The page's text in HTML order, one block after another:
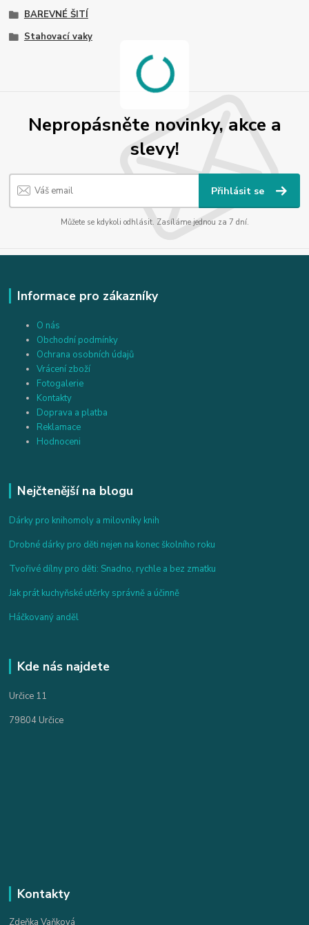
BAREVNÉ ŠITÍ
Stahovací vaky
Nepropásněte novinky, akce a
slevy!
Přihlásit se
Můžete se kdykoli odhlásit. Zasíláme jednou za 7 dní.
Informace pro zákazníky
O nás
Obchodní podmínky
Ochrana osobních údajů
Vrácení zboží
Fotogalerie
Kontakty
Doprava a platba
Reklamace
Hodnoceni
Nejčtenější na blogu
Dárky pro knihomoly a milovníky knih
Drobné dárky pro děti nejen na konec školního roku
Tvořivé dílny pro děti: Snadno, rychle a bez zmatku
Jak prát kuchyňské utěrky správně a účinně
Háčkovaný anděl
Kde nás najdete
Určice 11
79804 Určice
Kontakty
Zdeňka Vaňková